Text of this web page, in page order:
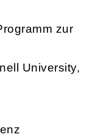
zur
University,